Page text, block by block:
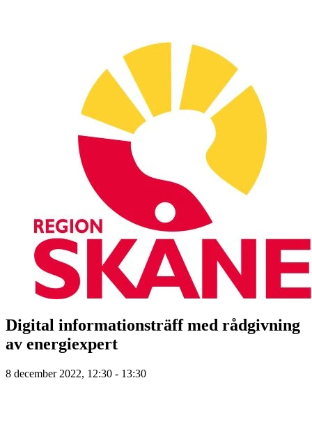
Digital informationsträff med rådgivning
av energiexpert
8 december 2022, 12:30 - 13:30